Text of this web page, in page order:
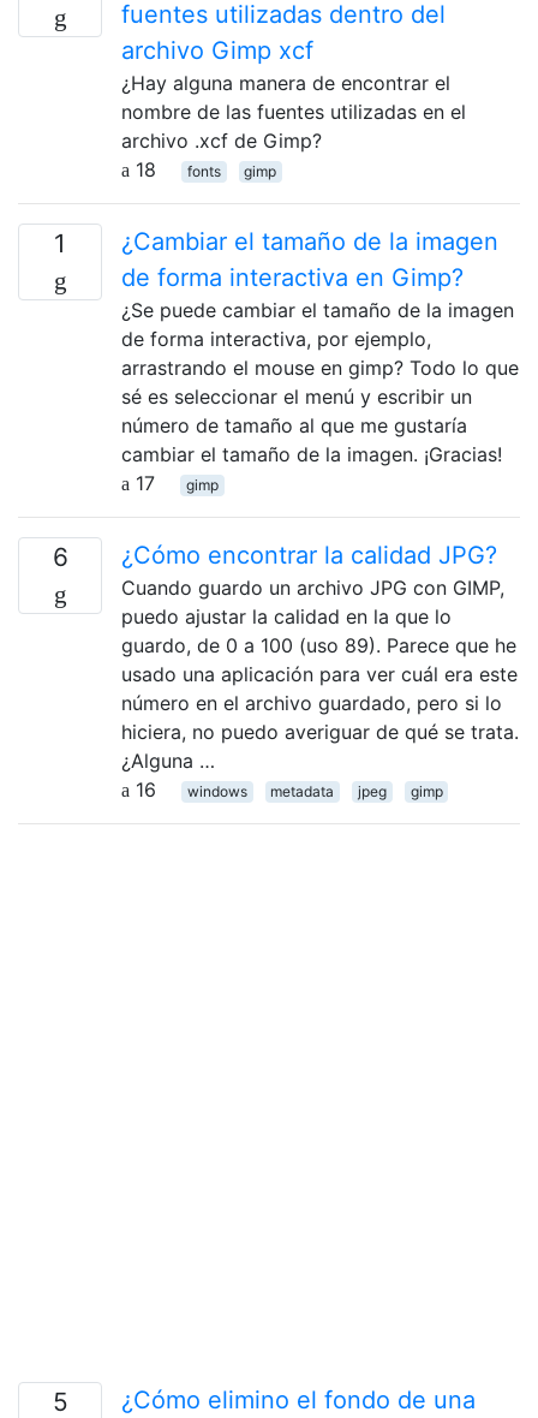
fuentes utilizadas dentro del
archivo Gimp xcf
¿Hay alguna manera de encontrar el
nombre de las fuentes utilizadas en el
archivo .xcf de Gimp?
18
fonts gimp
1
¿Cambiar el tamaño de la imagen
de forma interactiva en Gimp?
¿Se puede cambiar el tamaño de la imagen
de forma interactiva, por ejemplo,
arrastrando el mouse en gimp? Todo lo que
sé es seleccionar el menú y escribir un
número de tamaño al que me gustaría
cambiar el tamaño de la imagen. ¡Gracias!
17
gimp
6 ¿Cómo encontrar la calidad JPG?
Cuando guardo un archivo JPG con GIMP,
puedo ajustar la calidad en la que lo
guardo, de 0 a 100 (uso 89). Parece que he
usado una aplicación para ver cuál era este
número en el archivo guardado, pero si lo
hiciera, no puedo averiguar de qué se trata.
¿Alguna …
16
windows metadata jpeg gimp
5
¿Cómo elimino el fondo de una